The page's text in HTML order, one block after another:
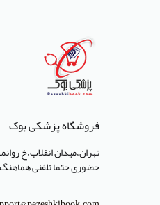
انتشارات کتاب
انتشارات آبژ
انتشارات آنا طب
انتشارات
انتشارات
فروشگاه پزشکی بوک
حضوری حتما تلفنی